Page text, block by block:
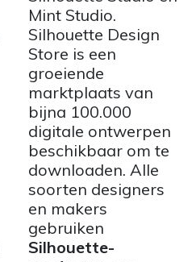
Mint Studio.
Silhouette Design
Store is een
groeiende
marktplaats van
bijna 100.000
digitale ontwerpen
beschikbaar om te
downloaden. Alle
soorten designers
en makers
gebruiken
Silhouette-